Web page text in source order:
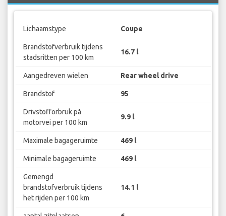
Lichaamstype Coupe
Brandstofverbruik tijdens
stadsritten per 100 km
16.7 l
Aangedreven wielen Rear wheel drive
Brandstof 95
Drivstofforbruk på
motorvei per 100 km
9.9 l
Maximale bagageruimte 469 l
Minimale bagageruimte 469 l
Gemengd
brandstofverbruik tijdens
het rijden per 100 km
14.1 l